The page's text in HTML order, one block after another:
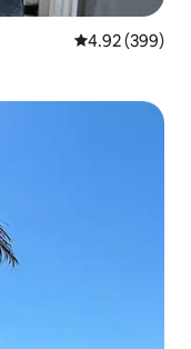
평점 4.92점(5
4.92 (399)